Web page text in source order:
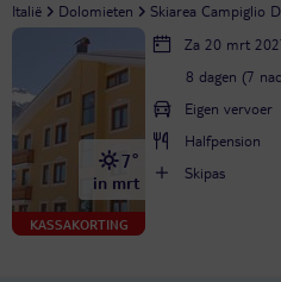
Italië Dolomieten Skiarea Campiglio
KASSAKORTING
7°
in mrt
Za 20 mrt
8 dagen (7
Eigen vervoer
Halfpension
Skipas